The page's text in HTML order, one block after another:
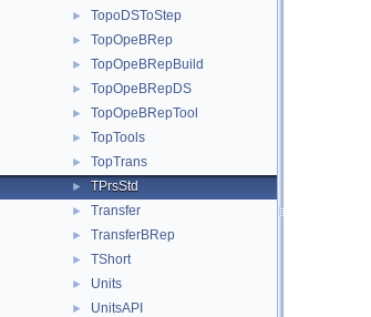
► TopoDSToStep
► TopOpeBRep
► TopOpeBRepBuild
► TopOpeBRepDS
► TopOpeBRepTool
► TopTools
► TopTrans
► TPrsStd
► Transfer
► TransferBRep
► TShort
► Units
► UnitsAPI